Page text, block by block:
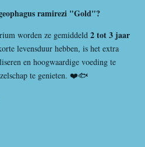
ramirezi "Gold"?
worden ze gemiddeld 2 tot 3 jaar
levensduur hebben, is het extra
en hoogwaardige voeding te
te genieten. ❤️🐟